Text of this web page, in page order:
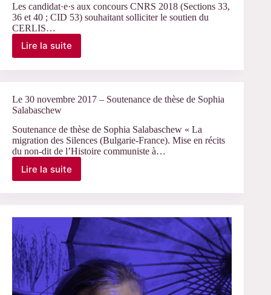
Les candidat·e·s aux concours CNRS 2018 (Sections 33,
36 et 40 ; CID 53) souhaitant solliciter le soutien du
CERLIS…
Lire la suite
Avant
–
Soutien
CERLIS
aux
candidats
aux
concours
Le 30 novembre 2017 – Soutenance de thèse de Sophia
Salabaschew
Soutenance de thèse de Sophia Salabaschew « La
migration des Silences (Bulgarie-France). Mise en récits
du non-dit de l’Histoire communiste à…
Lire la suite
Le
–
Soutenance
de
thèse
de
Sophia
Salabaschew